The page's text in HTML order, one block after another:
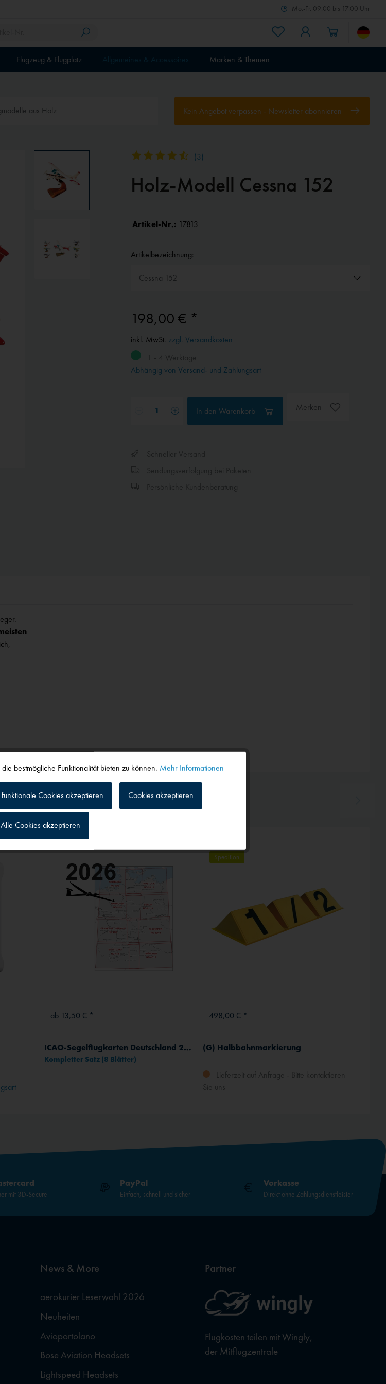
Mo.-Fr. 09:00 bis 17:00 Uhr
Flugzeug & Flugplatz Marken & Themen
aus Holz Kein Angebot verpassen - Newsletter abonnieren
(3)
Holz-Modell Cessna 152
Artikel-Nr.: 17813
Artikelbezeichnung:
198,00 € *
inkl. MwSt. zzgl. Versandkosten
Abhängig von Versand- und Zahlungsart
In den Warenkorb Merken
ab 13,50 € *
ICAO-Segelflugkarten Deutschland 2026
Kompletter Satz (8 Blätter)
Spedition
498,00 € *
(G) Halbbahnmarkierung
Lieferzeit auf Anfrage - Bitte kontaktieren
Sie uns
mit 3D-Secure
PayPal
Einfach, schnell und sicher
Vorkasse
Direkt ohne Zahlungsdienstleister
News & More
aerokurier Leserwahl 2026
Neuheiten
Avioportolano
Bose Aviation Headsets
Lightspeed Headsets
Partner
Flugkosten teilen mit Wingly,
der Mitflugzentrale
Inaktiv
Inaktiv
bestmögliche Funktionalität bieten zu können. Mehr Informationen
Cookies akzeptieren Cookies akzeptieren
Alle Cookies akzeptieren